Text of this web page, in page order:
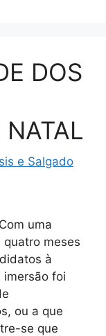
DOS
NATAL
e Salgado
uma
meses
à
foi
ou a que
se que